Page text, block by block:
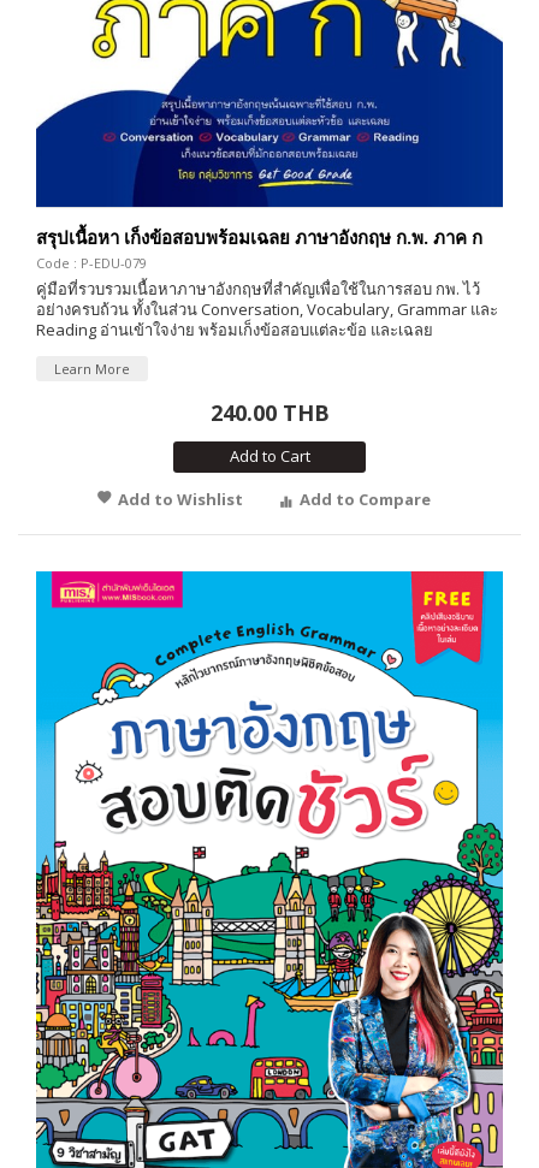
สรุปเนื้อหา เก็งข้อสอบพร้อมเฉลย ภาษาอังกฤษ ก.พ. ภาค ก
Code : P-EDU-079
คู่มือที่รวบรวมเนื้อหาภาษาอังกฤษที่สำคัญเพื่อใช้ในการสอบ กพ. ไว้
อย่างครบถ้วน ทั้งในส่วน Conversation, Vocabulary, Grammar และ
Reading อ่านเข้าใจง่าย พร้อมเก็งข้อสอบแต่ละข้อ และเฉลย
Learn More
240.00 THB
Add to Cart
Add to Wishlist
Add to Compare